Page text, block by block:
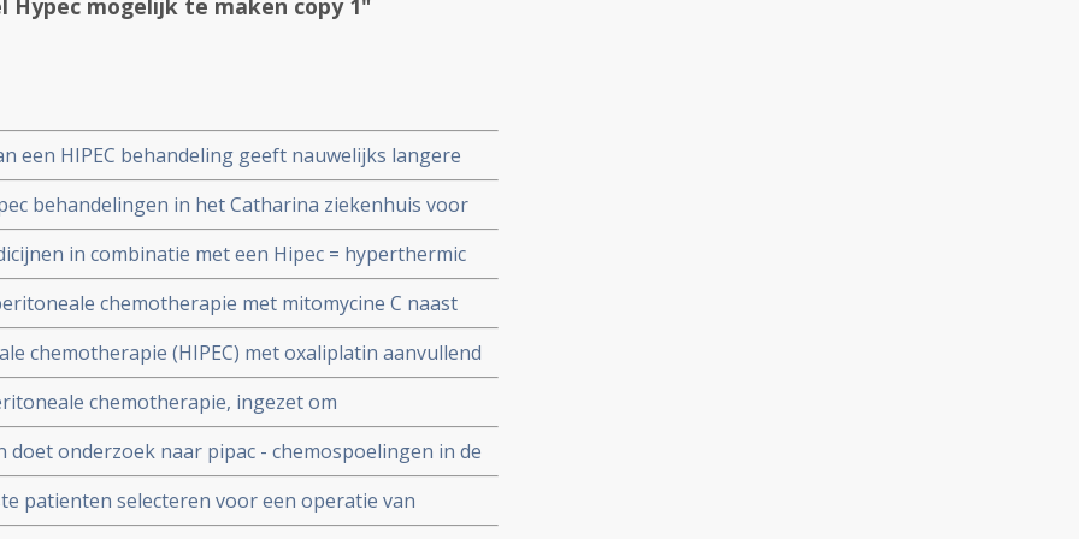
mogelijk te maken copy 1"
een HIPEC behandeling geeft nauwelijks langere
behandeling zonder chemo vooraf bij in buikvlies
behandelingen in het Catharina ziekenhuis voor
in combinatie met een Hipec = hyperthermic
gunstig effect op met name vocht in de buik
chemotherapie met mitomycine C naast
darmkanker stadium IV verbetert ziektecontrole met
chemotherapie (HIPEC) met oxaliplatin aanvullend
geen extra overall overleving in vergelijking met
in buikvlies uitgezaaide darmkanker
chemotherapie, ingezet om
(blinde darm) en neuro-endocriene tumoren
veel betere overall overleving (39 vs 12
doet onderzoek naar pipac - chemospoelingen in de
vanuit darmkanker om eventueel Hypec
patienten selecteren voor een operatie van
HIPEC voor de behandeling van buikvliestumoren